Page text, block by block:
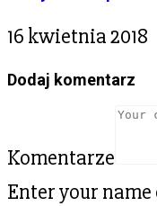
16 kwietnia 2018
Dodaj komentarz
Komentarze
Enter your